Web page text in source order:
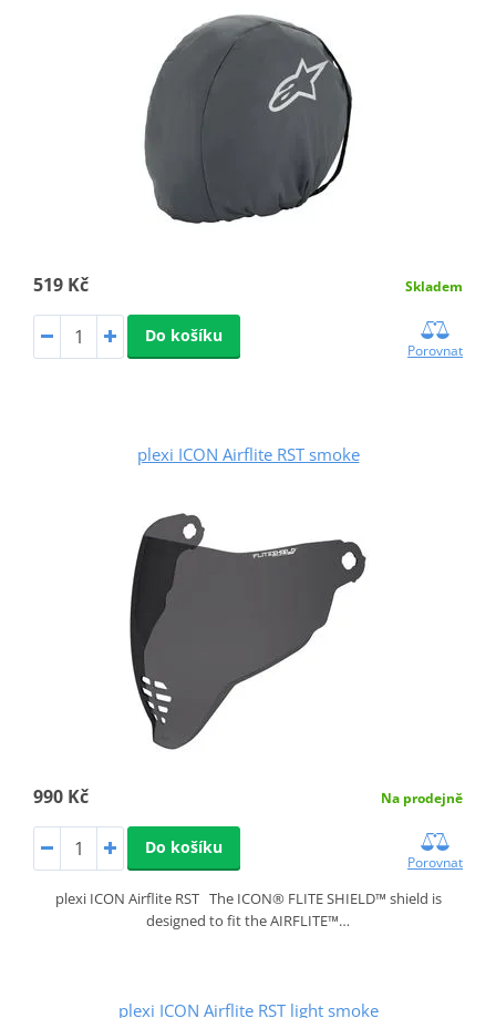
519 Kč Skladem
Do košíku
Porovnat
plexi ICON Airflite RST smoke
990 Kč Na prodejně
Do košíku
Porovnat
plexi ICON Airflite RST The ICON® FLITE SHIELD™ shield is
designed to fit the AIRFLITE™…
plexi ICON Airflite RST light smoke